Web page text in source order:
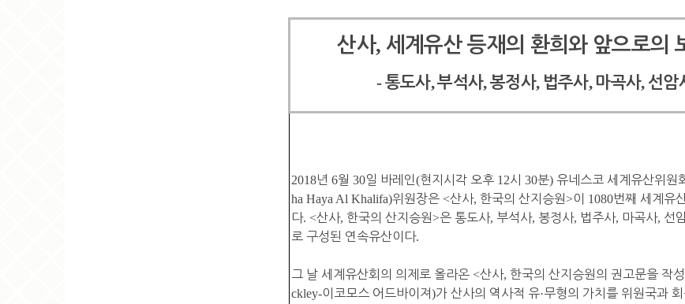
산사, 세계유산 등재의 환희와 앞으로의
-통도사,부석사,봉정사, 법주사,마곡사, 선암
2018년 6월 30일 바레인(현지시각 오후 12시 30분) 유네스코 세계유산위원
ha Haya Al Khalifa)위원장은 <산사, 한국의 산지승원>이 1080번째 세계유
다. <산사, 한국의 산지승원>은 통도사, 부석사, 봉정사, 법주사, 마곡사, 선
로 구성된 연속유산이다.
그 날 세계유산회의 의제로 올라온 <산사, 한국의 산지승원의 권고문을 작
ckley-이코모스 어드바이져)가 산사의 역사적 유·무형의 가치를 위원국과